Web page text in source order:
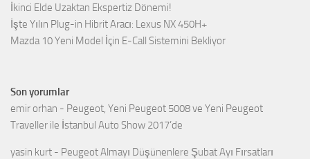
İkinci Elde Uzaktan Ekspertiz Dönemi!
İşte Yılın Plug-in Hibrit Aracı: Lexus NX 450H+
Mazda 10 Yeni Model İçin E-Call Sistemini Bekliyor
Son yorumlar
emir orhan - Peugeot, Yeni Peugeot 5008 ve Yeni Peugeot
Traveller ile İstanbul Auto Show 2017’de
yasin kurt - Peugeot Almayı Düşünenlere Şubat Ayı Fırsatları